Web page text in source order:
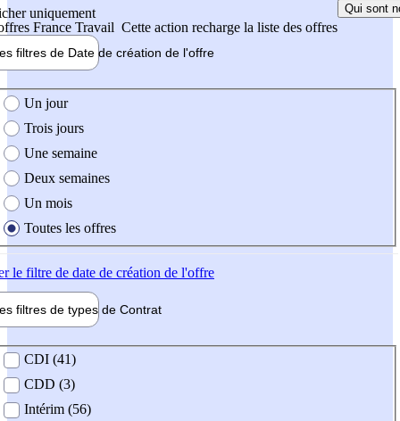
uniquement
France Travail Cette action recharge la liste des offres
Qui sont
filtres de Date de création de l'offre
création de l'offre
Un jour
Trois jours
Une semaine
Deux semaines
Un mois
Toutes les offres
le filtre de date de création de l'offre
filtres de types de Contrat
contrat
CDI (41)
CDD (3)
Intérim (56)